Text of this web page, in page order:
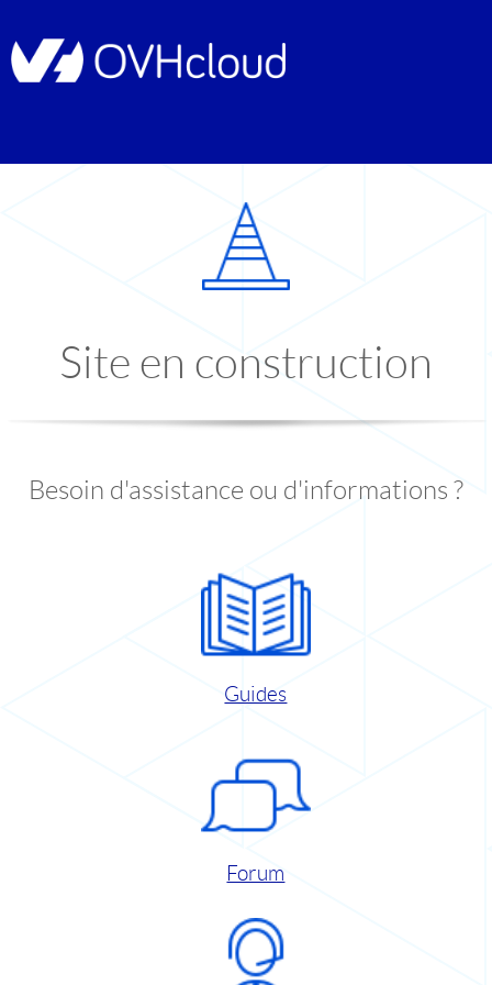
Site en construction
Besoin d'assistance ou d'informations ?
Guides
Forum